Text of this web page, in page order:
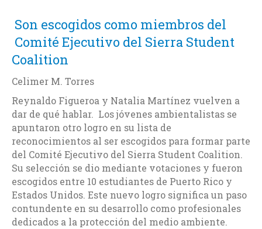
Son escogidos como miembros del
Comité Ejecutivo del Sierra Student
Coalition
Celimer M. Torres
Reynaldo Figueroa y Natalia Martínez vuelven a
dar de qué hablar. Los jóvenes ambientalistas se
apuntaron otro logro en su lista de
reconocimientos al ser escogidos para formar parte
del Comité Ejecutivo del Sierra Student Coalition.
Su selección se dio mediante votaciones y fueron
escogidos entre 10 estudiantes de Puerto Rico y
Estados Unidos. Este nuevo logro significa un paso
contundente en su desarrollo como profesionales
dedicados a la protección del medio ambiente.